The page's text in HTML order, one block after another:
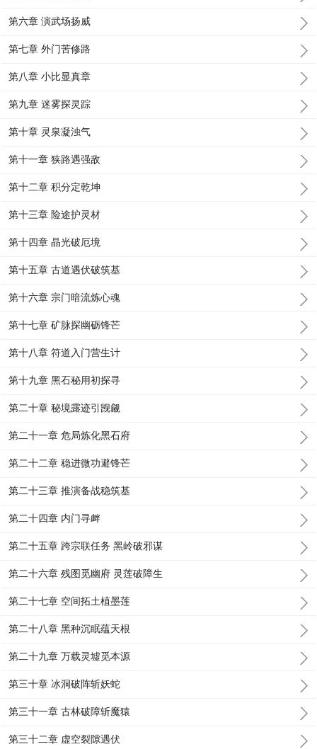
第六章 演武场扬威
第七章 外门苦修路
第八章 小比显真章
第九章 迷雾探灵踪
第十章 灵泉凝浊气
第十一章 狭路遇强敌
第十二章 积分定乾坤
第十三章 险途护灵材
第十四章 晶光破厄境
第十五章 古道遇伏破筑基
第十六章 宗门暗流炼心魂
第十七章 矿脉探幽砺锋芒
第十八章 符道入门营生计
第十九章 黑石秘用初探寻
第二十章 秘境露迹引觊觎
第二十一章 危局炼化黑石府
第二十二章 稳进微功避锋芒
第二十三章 推演备战稳筑基
第二十四章 内门寻衅
第二十五章 跨宗联任务 黑岭破邪谋
第二十六章 残图觅幽府 灵莲破障生
第二十七章 空间拓土植墨莲
第二十八章 黑种沉眠蕴天根
第二十九章 万载灵墟觅本源
第三十章 冰洞破阵斩妖蛇
第三十一章 古林破障斩魔猿
第三十二章 虚空裂隙遇伏